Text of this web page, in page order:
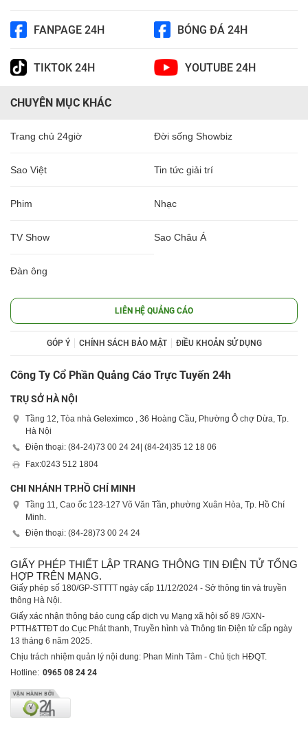
FANPAGE 24H BÓNG ĐÁ 24H
TIKTOK 24H YOUTUBE 24H
CHUYÊN MỤC KHÁC
Trang chủ 24giờ Đời sống Showbiz
Sao Việt Tin tức giải trí
Phim Nhạc
TV Show Sao Châu Á
Đàn ông
LIÊN HỆ QUẢNG CÁO
GÓP Ý CHÍNH SÁCH BẢO MẬT ĐIỀU KHOẢN SỬ DỤNG
Công Ty Cổ Phần Quảng Cáo Trực Tuyến 24h
TRỤ SỞ HÀ NỘI
Tầng 12, Tòa nhà Geleximco , 36 Hoàng Cầu, Phường Ô chợ Dừa, Tp.
Hà Nội
Điện thoại: (84-24)73 00 24 24 | (84-24)35 12 18 06
Fax:0243 512 1804
CHI NHÁNH TP.HỒ CHÍ MINH
Tầng 11, Cao ốc 123-127 Võ Văn Tần, phường Xuân Hòa, Tp. Hồ Chí
Minh.
Điện thoại: (84-28)73 00 24 24
GIẤY PHÉP THIẾT LẬP TRANG THÔNG TIN ĐIỆN TỬ TỔNG
HỢP TRÊN MẠNG.
Giấy phép số 180/GP-STTTT ngày cấp 11/12/2024 - Sở thông tin và truyền
thông Hà Nội.
Giấy xác nhận thông báo cung cấp dịch vụ Mạng xã hội số 89 /GXN-
PTTH&TTĐT do Cục Phát thanh, Truyền hình và Thông tin Điện tử cấp ngày
13 tháng 6 năm 2025.
Chịu trách nhiệm quản lý nội dung: Phan Minh Tâm - Chủ tịch HĐQT.
Hotline: 0965 08 24 24